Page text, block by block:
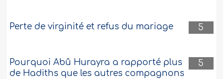
5
Perte de virginité et refus du mariage
5
Pourquoi Abû Hurayra a rapporté plus
de Hadiths que les autres compagnons